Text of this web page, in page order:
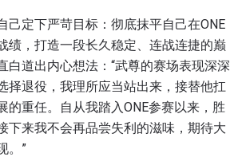
己定下严苛目标：彻底抹平自己在ONE
绩，打造一段长久稳定、连战连捷的巅
白道出内心想法：“武尊的赛场表现深深
择退役，我理所应当站出来，接替他扛
的重任。自从我踏入ONE参赛以来，胜
下来我不会再品尝失利的滋味，期待大
。”